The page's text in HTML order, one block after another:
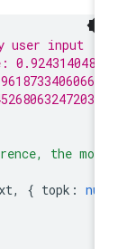
user input
the
text { topk: